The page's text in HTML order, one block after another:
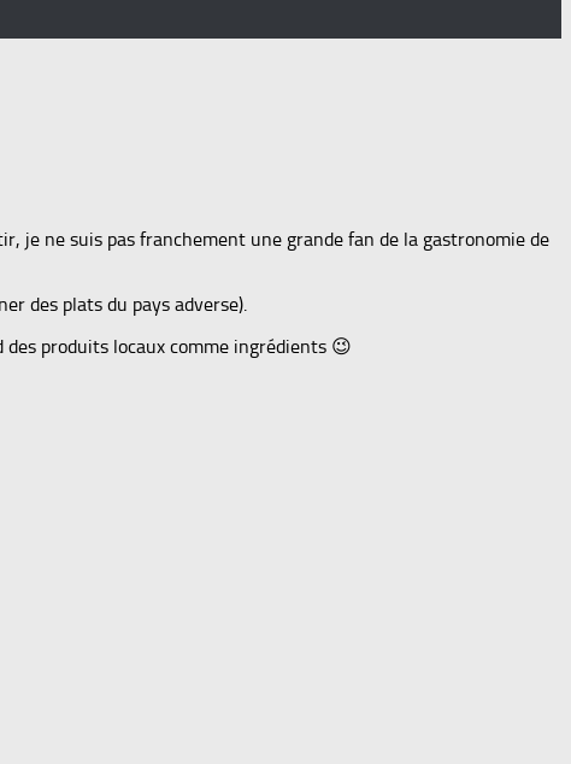
je ne suis pas franchement une grande fan de la gastronomie de
des plats du pays adverse).
produits locaux comme ingrédients 😉